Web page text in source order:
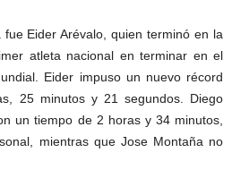
Eider Arévalo, quien terminó en la
atleta nacional en terminar en el
Eider impuso un nuevo récord
25 minutos y 21 segundos. Diego
un tiempo de 2 horas y 34 minutos,
mientras que Jose Montaña no